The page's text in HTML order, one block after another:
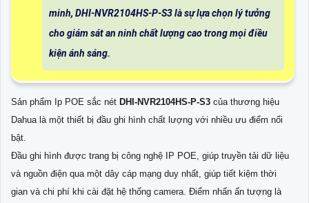
minh, DHI-NVR2104HS-P-S3 là sự lựa chọn lý tưởng
cho giám sát an ninh chất lượng cao trong mọi điều
kiện ánh sáng.
Sản phẩm Ip POE sắc nét DHI-NVR2104HS-P-S3 của thương hiệu
Dahua là một thiết bị đầu ghi hình chất lượng với nhiều ưu điểm nổi
bật.
Đầu ghi hình được trang bị công nghệ IP POE, giúp truyền tải dữ liệu
và nguồn điện qua một dây cáp mạng duy nhất, giúp tiết kiệm thời
gian và chi phí khi cài đặt hệ thống camera. Điểm nhấn ấn tượng là